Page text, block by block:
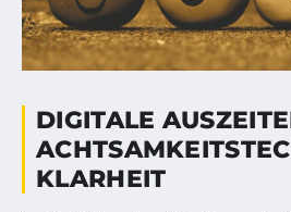
DIGITALE
KLARHEIT